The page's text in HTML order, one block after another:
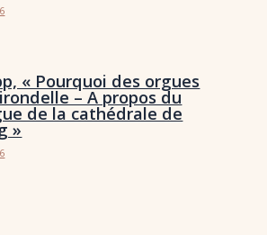
« Pourquoi des orgues
– A propos du
de la cathédrale de
»